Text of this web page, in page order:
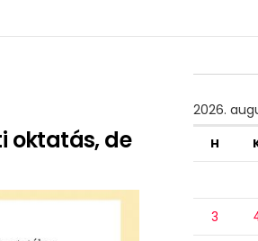
oktatás, de
2026.
H
3